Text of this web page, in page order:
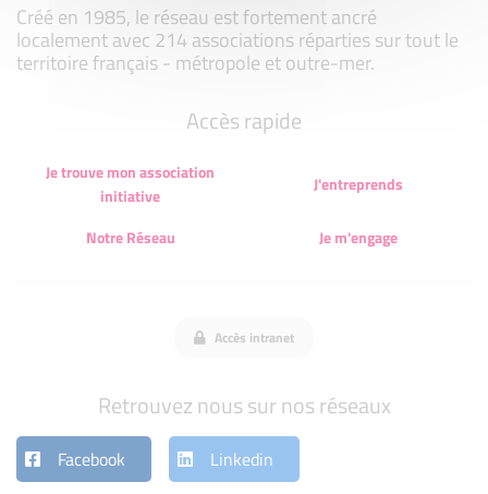
Créé en 1985, le réseau est fortement ancré
localement avec 214 associations réparties sur tout le
territoire français - métropole et outre-mer.
Accès rapide
Je trouve mon association
initiative
J'entreprends
Notre Réseau Je m'engage
Accès intranet
Retrouvez nous sur nos réseaux
Facebook Linkedin